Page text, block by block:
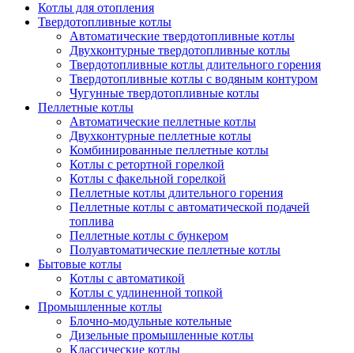
Котлы для отопления
Твердотопливные котлы
Автоматические твердотопливные котлы
Двухконтурные твердотопливные котлы
Твердотопливные котлы длительного горения
Твердотопливные котлы с водяным контуром
Чугунные твердотопливные котлы
Пеллетные котлы
Автоматические пеллетные котлы
Двухконтурные пеллетные котлы
Комбинированные пеллетные котлы
Котлы с ретортной горелкой
Котлы с факельной горелкой
Пеллетные котлы длительного горения
Пеллетные котлы с автоматической подачей
топлива
Пеллетные котлы с бункером
Полуавтоматические пеллетные котлы
Бытовые котлы
Котлы с автоматикой
Котлы с удлиненной топкой
Промышленные котлы
Блочно-модульные котельные
Дизельные промышленные котлы
Классические котлы